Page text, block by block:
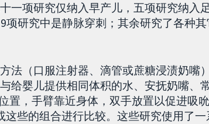
一项研究仅纳入早产儿，五项研究纳入
项研究中是静脉穿刺；其余研究了各种
法（口服注射器、滴管或蔗糖浸渍奶嘴
给婴儿提供相同体积的水、安抚奶嘴、
置，手臂靠近身体，双手放置以促进吸
这些的组合进行比较。这些研究使用了